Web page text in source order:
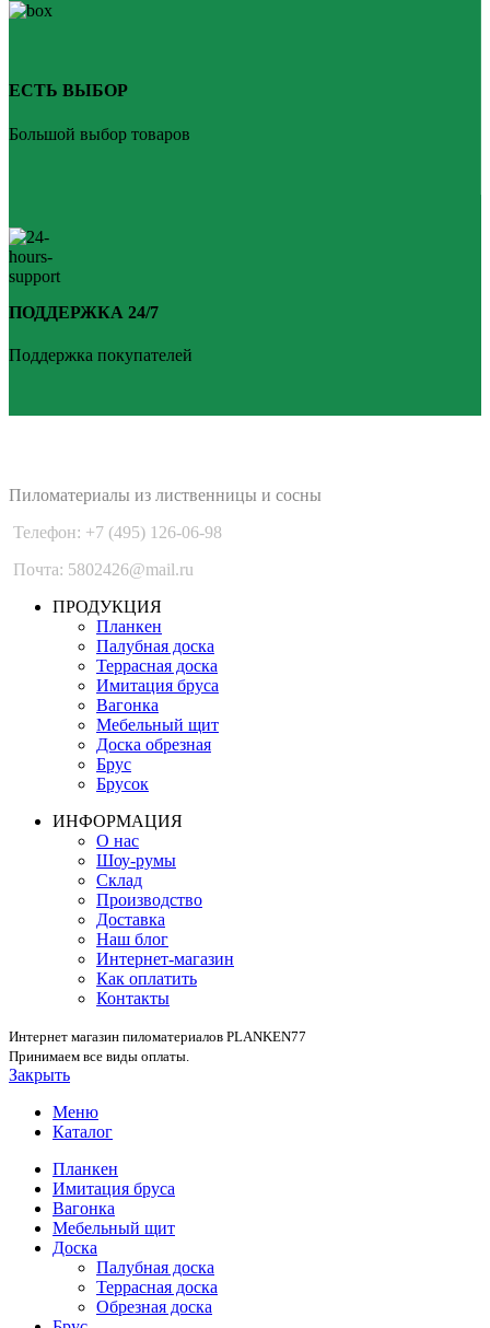
ЕСТЬ ВЫБОР
Большой выбор товаров
ПОДДЕРЖКА 24/7
Поддержка покупателей
Пиломатериалы из лиственницы и сосны
Телефон: +7 (495) 126-06-98
Почта: 5802426@mail.ru
ПРОДУКЦИЯ
Планкен
Палубная доска
Террасная доска
Имитация бруса
Вагонка
Мебельный щит
Доска обрезная
Брус
Брусок
ИНФОРМАЦИЯ
О нас
Шоу-румы
Склад
Производство
Доставка
Наш блог
Интернет-магазин
Как оплатить
Контакты
Интернет магазин пиломатериалов PLANKEN77
Принимаем все виды оплаты.
Закрыть
Меню
Каталог
Планкен
Имитация бруса
Вагонка
Мебельный щит
Доска
Палубная доска
Террасная доска
Обрезная доска